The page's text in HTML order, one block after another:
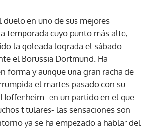
duelo en uno de sus mejores
temporada cuyo punto más alto,
la goleada lograda el sábado
el Borussia Dortmund. Ha
forma y aunque una gran racha de
el martes pasado con su
-en un partido en el que
titulares- las sensaciones son
ya se ha empezado a hablar del